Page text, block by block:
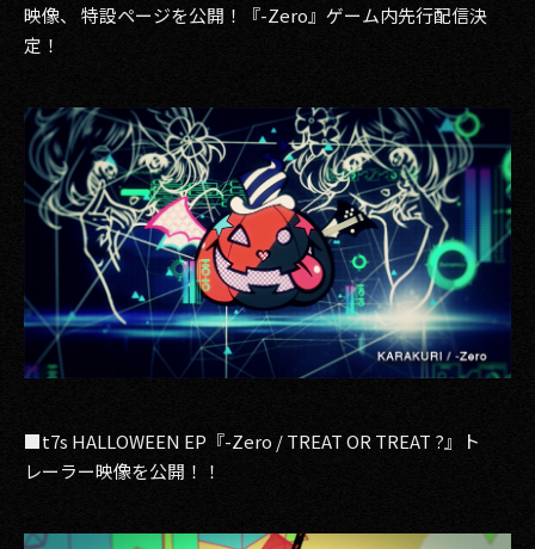
2017
2015
2014
2013
2012
2011
2010
2009
映像、 特設ページを公開！『-Zero』ゲーム内先行配信決
定！
■t7s HALLOWEEN EP『-Zero / TREAT OR TREAT ?』ト
レーラー映像を公開！！